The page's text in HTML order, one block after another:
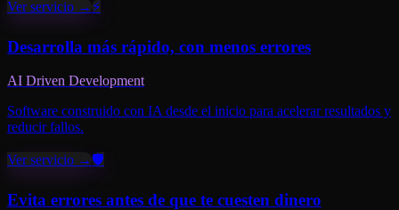
Ver servicio → ⚡
Desarrolla más rápido, con menos errores
AI Driven Development
Software construido con IA desde el inicio para acelerar resultados y
reducir fallos.
Ver servicio →🛡️
Evita errores antes de que te cuesten dinero